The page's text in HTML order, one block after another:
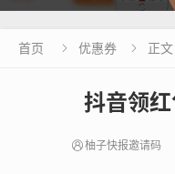
首页  优惠券  正文
抖音领
柚子快报邀请码